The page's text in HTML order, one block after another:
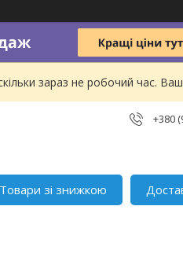
зараз не робочий час.
+380
Товари зі знижкою